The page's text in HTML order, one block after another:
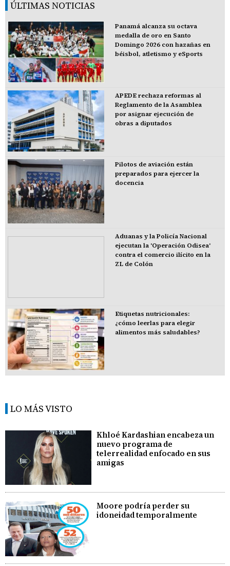
ÚLTIMAS NOTICIAS
Panamá alcanza su octava
medalla de oro en Santo
Domingo 2026 con hazañas en
béisbol, atletismo y eSports
APEDE rechaza reformas al
Reglamento de la Asamblea
por asignar ejecución de
obras a diputados
Pilotos de aviación están
preparados para ejercer la
docencia
Aduanas y la Policía Nacional
ejecutan la 'Operación Odisea'
contra el comercio ilícito en la
ZL de Colón
Etiquetas nutricionales:
¿cómo leerlas para elegir
alimentos más saludables?
LO MÁS VISTO
Khloé Kardashian encabeza un
nuevo programa de
telerrealidad enfocado en sus
amigas
Moore podría perder su
idoneidad temporalmente